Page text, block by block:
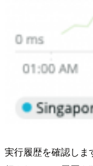
実行履歴を確認しま